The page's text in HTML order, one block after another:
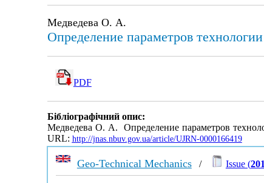
Медведева О. А.
Определение параметров
PDF
Бібліографічний опис:
Медведева О. А. Определение параметров
URL: http://jnas.nbuv.gov.ua/article/UJRN-0000166419
Geo-Technical Mechanics/ Issue (